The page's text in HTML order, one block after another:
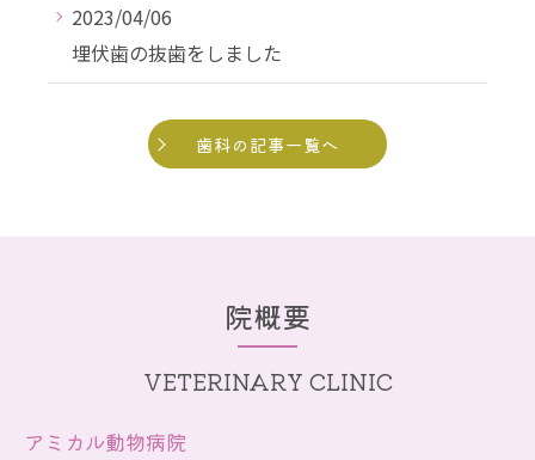
2023/04/06
埋伏歯の抜歯をしました
歯科の記事一覧へ
院概要
VETERINARY CLINIC
アミカル動物病院